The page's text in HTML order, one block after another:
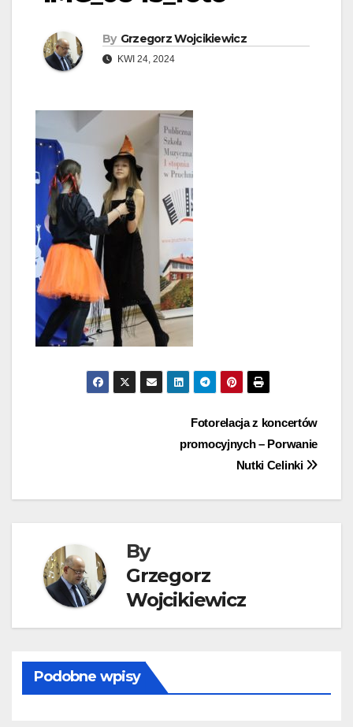
By Grzegorz Wojcikiewicz
KWI 24, 2024
Fotorelacja z koncertów
promocyjnych – Porwanie
Nutki Celinki
By
Grzegorz
Wojcikiewicz
Podobne wpisy